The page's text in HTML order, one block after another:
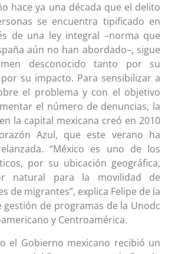
hace ya una década que el delito
se encuentra tipificado en
de una ley integral –norma que
aún no han abordado–, sigue
desconocido tanto por su
su impacto. Para sensibilizar a
el problema y con el objetivo
el número de denuncias, la
la capital mexicana creó en 2010
Azul, que este verano ha
“México es uno de los
por su ubicación geográfica,
natural para la movilidad de
de migrantes”, explica Felipe de la
gestión de programas de la Unodc
y Centroamérica.
el Gobierno mexicano recibió un